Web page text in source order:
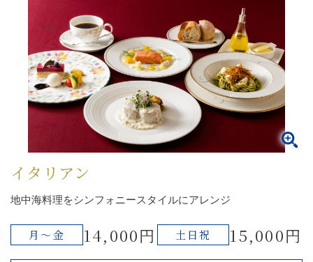
イタリアン
地中海料理をシンフォニースタイルにアレンジ
月～金 14,000円 土日祝 15,000円